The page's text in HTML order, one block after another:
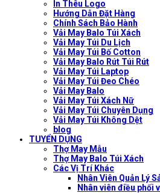
In Thêu Logo
Hướng Dẫn Đặt Hàng
Chính Sách Bảo Hành
Vải May Balo Túi Xách
Vải May Túi Du Lịch
Vải May Túi Bố Cotton
Vải May Balo Rút Túi Rút
Vải May Túi Laptop
Vải May Túi Đeo Chéo
Vải May Balo
Vải May Túi Xách Nữ
Vải May Túi Chuyên Dụng
Vải May Túi Không Dệt
blog
TUYỂN DỤNG
Thợ May Mẫu
Thợ May Balo Túi Xách
Các Vị Trí Khác
Nhân Viên Quản Lý
Nhân viên điều phối